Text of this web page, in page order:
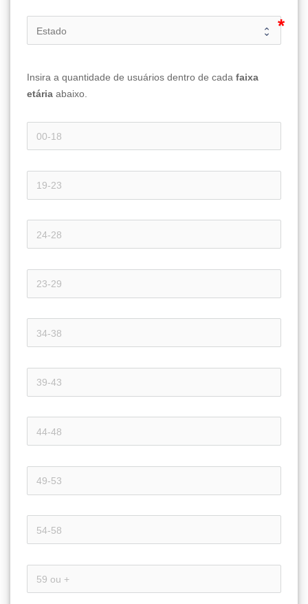
Insira a quantidade de usuários dentro de cada faixa
etária abaixo.